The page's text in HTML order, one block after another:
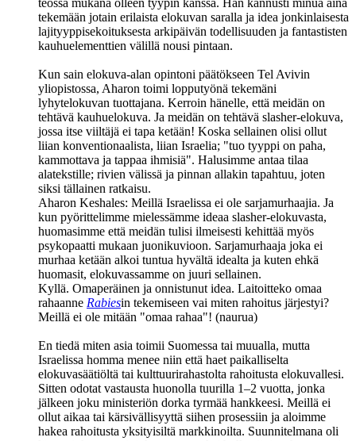
teossa mukana olleen tyypin kanssa. Hän kannusti minua aina
tekemään jotain erilaista elokuvan saralla ja idea jonkinlaisesta
lajityyppisekoituksesta arkipäivän todellisuuden ja fantastisten
kauhuelementtien välillä nousi pintaan.
Kun sain elokuva-alan opintoni päätökseen Tel Avivin
yliopistossa, Aharon toimi lopputyönä tekemäni
lyhytelokuvan tuottajana. Kerroin hänelle, että meidän on
tehtävä kauhuelokuva. Ja meidän on tehtävä slasher-elokuva,
jossa itse viiltäjä ei tapa ketään! Koska sellainen olisi ollut
liian konventionaalista, liian Israelia; "tuo tyyppi on paha,
kammottava ja tappaa ihmisiä". Halusimme antaa tilaa
alatekstille; rivien välissä ja pinnan allakin tapahtuu, joten
siksi tällainen ratkaisu.
Aharon Keshales: Meillä Israelissa ei ole sarjamurhaajia. Ja
kun pyörittelimme mielessämme ideaa slasher-elokuvasta,
huomasimme että meidän tulisi ilmeisesti kehittää myös
psykopaatti mukaan juonikuvioon. Sarjamurhaaja joka ei
murhaa ketään alkoi tuntua hyvältä idealta ja kuten ehkä
huomasit, elokuvassamme on juuri sellainen.
Kyllä. Omaperäinen ja onnistunut idea. Laitoitteko omaa
rahaanne Rabiesin tekemiseen vai miten rahoitus järjestyi?
Meillä ei ole mitään "omaa rahaa"! (naurua)
En tiedä miten asia toimii Suomessa tai muualla, mutta
Israelissa homma menee niin että haet paikalliselta
elokuvasäätiöltä tai kulttuurirahastolta rahoitusta elokuvallesi.
Sitten odotat vastausta huonolla tuurilla 1–2 vuotta, jonka
jälkeen joku ministeriön dorka tyrmää hankkeesi. Meillä ei
ollut aikaa tai kärsivällisyyttä siihen prosessiin ja aloimme
hakea rahoitusta yksityisiltä markkinoilta. Suunnitelmana oli